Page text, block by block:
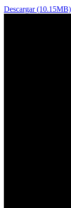
Descargar (10.15MB)